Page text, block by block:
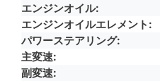
エンジンオイル
エンジンオイルエレメント
パワーステアリング
主変速
副変速